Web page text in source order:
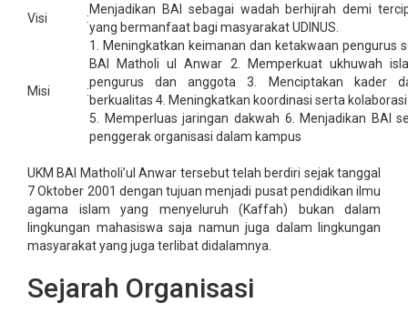
Visi
:
Menjadikan BAI sebagai wadah berhijrah demi
yang bermanfaat bagi masyarakat UDINUS.
Misi :
1. Meningkatkan keimanan dan ketakwaan pengurus
BAI Matholi ul Anwar 2. Memperkuat ukhuwah
pengurus dan anggota 3. Menciptakan kader
berkualitas 4. Meningkatkan koordinasi serta
5. Memperluas jaringan dakwah 6. Menjadikan BAI
penggerak organisasi dalam kampus
UKM BAI Matholi’ul Anwar tersebut telah berdiri sejak tanggal
7 Oktober 2001 dengan tujuan menjadi pusat pendidikan ilmu
agama islam yang menyeluruh (Kaffah) bukan dalam
lingkungan mahasiswa saja namun juga dalam lingkungan
masyarakat yang juga terlibat didalamnya.
Sejarah Organisasi